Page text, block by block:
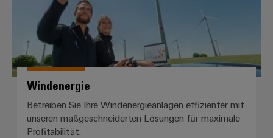
Windenergie
Betreiben Sie Ihre Windenergieanlagen effizienter mit
unseren maßgeschneiderten Lösungen für maximale
Profitabilität.